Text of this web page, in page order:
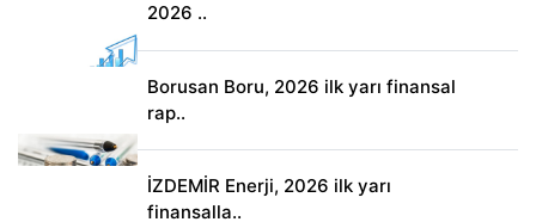
2026 ..
Borusan Boru, 2026 ilk yarı finansal
rap..
İZDEMİR Enerji, 2026 ilk yarı
finansalla..